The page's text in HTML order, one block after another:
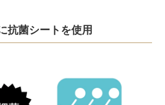
抗菌シートを使用